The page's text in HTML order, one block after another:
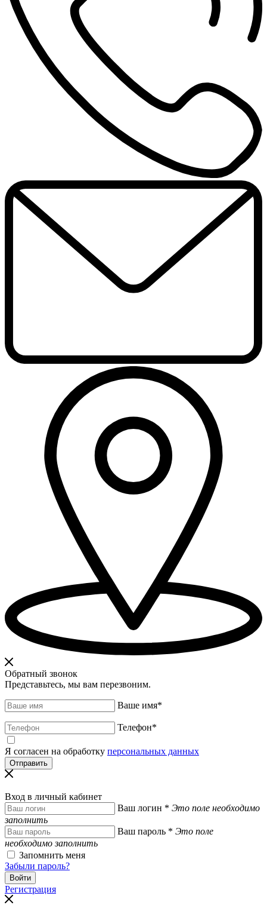
Обратный звонок
Представьтесь, мы вам перезвоним.
Ваше имя*
Телефон*
Я согласен на обработку персональных данных
Вход в личный кабинет
Ваш логин * Это поле необходимо
заполнить
Ваш пароль * Это поле
необходимо заполнить
Запомнить меня
Забыли пароль?
Регистрация